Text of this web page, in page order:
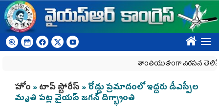
Skip to main content
????
శాంతియుతంగా నిరసన తెలిపే
You are here
హోం »టాప్ స్టోరీస్ » రోడ్డు ప్ర‌మాదంలో ఇద్ద‌రు డీఎస్పీల
మృతి ప‌ట్ల వైయ‌స్ జ‌గ‌న్ దిగ్భ్రాంతి